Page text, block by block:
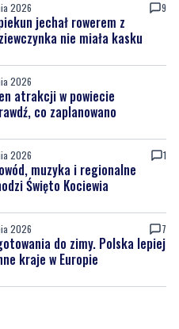
2026 9
jechał rowerem z
nie miała kasku
2026
atrakcji w powiecie
co zaplanowano
2026 1
muzyka i regionalne
Święto Kociewia
2026 7
do zimy. Polska lepiej
kraje w Europie